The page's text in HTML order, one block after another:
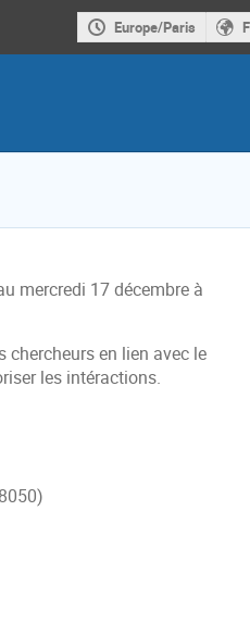
Europe/Paris
mercredi 17 décembre à
chercheurs en lien avec le
les intéractions.